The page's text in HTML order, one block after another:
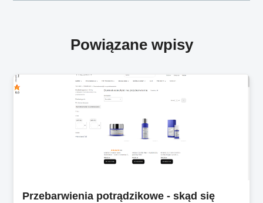
Powiązane wpisy
Przebarwienia potrądzikowe - skąd się